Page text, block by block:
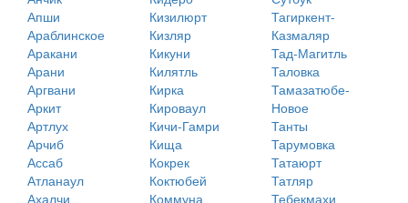
Апши
Араблинское
Аракани
Арани
Аргвани
Аркит
Артлух
Арчиб
Ассаб
Атланаул
Ахалчи
Кизилюрт
Кизляр
Кикуни
Килятль
Кирка
Кироваул
Кичи-Гамри
Кища
Кокрек
Коктюбей
Коммуна
Тагиркент-
Казмаляр
Тад-Магитль
Таловка
Тамазатюбе-
Новое
Танты
Тарумовка
Татаюрт
Татляр
Тебекмахи